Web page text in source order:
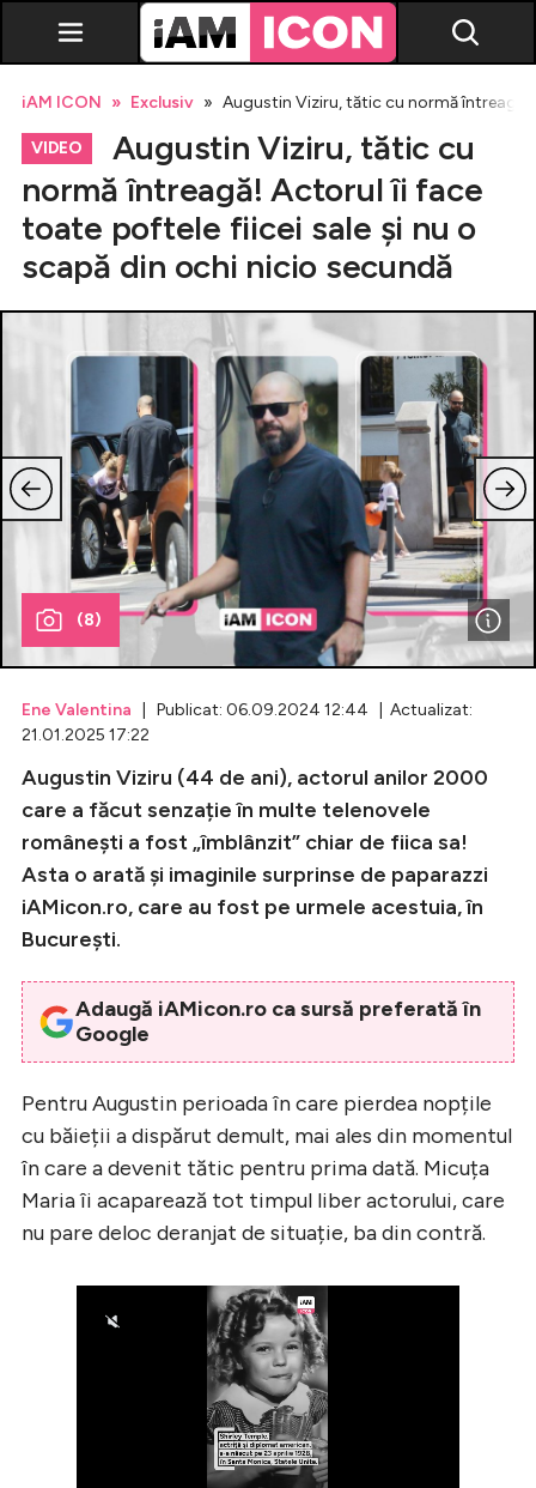
Vedete
Evenimente
Emisiuni TV
Horoscop
Lifestyle
Celebrități
Breaking News
iAM ICON Exclusiv Augustin Viziru, tătic cu normă
VIDEO
Augustin Viziru, tătic cu
normă întreagă! Actorul îi face
toate poftele fiicei sale și nu o
scapă din ochi nicio secundă
(8)
Ene Valentina | Publicat: 06.09.2024 12:44 | Actualizat:
21.01.2025 17:22
Augustin Viziru (44 de ani), actorul anilor 2000
care a făcut senzație în multe telenovele
românești a fost „îmblânzit” chiar de fiica sa!
Asta o arată și imaginile surprinse de paparazzi
iAMicon.ro, care au fost pe urmele acestuia, în
București.
Adaugă iAMicon.ro ca sursă preferată în
Google
Pentru Augustin perioada în care pierdea nopțile
cu băieții a dispărut demult, mai ales din momentul
în care a devenit tătic pentru prima dată. Micuța
Maria îi acaparează tot timpul liber actorului, care
nu pare deloc deranjat de situație, ba din contră.